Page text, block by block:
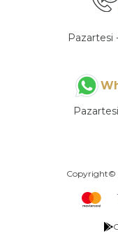
Pazartesi
Copyright©